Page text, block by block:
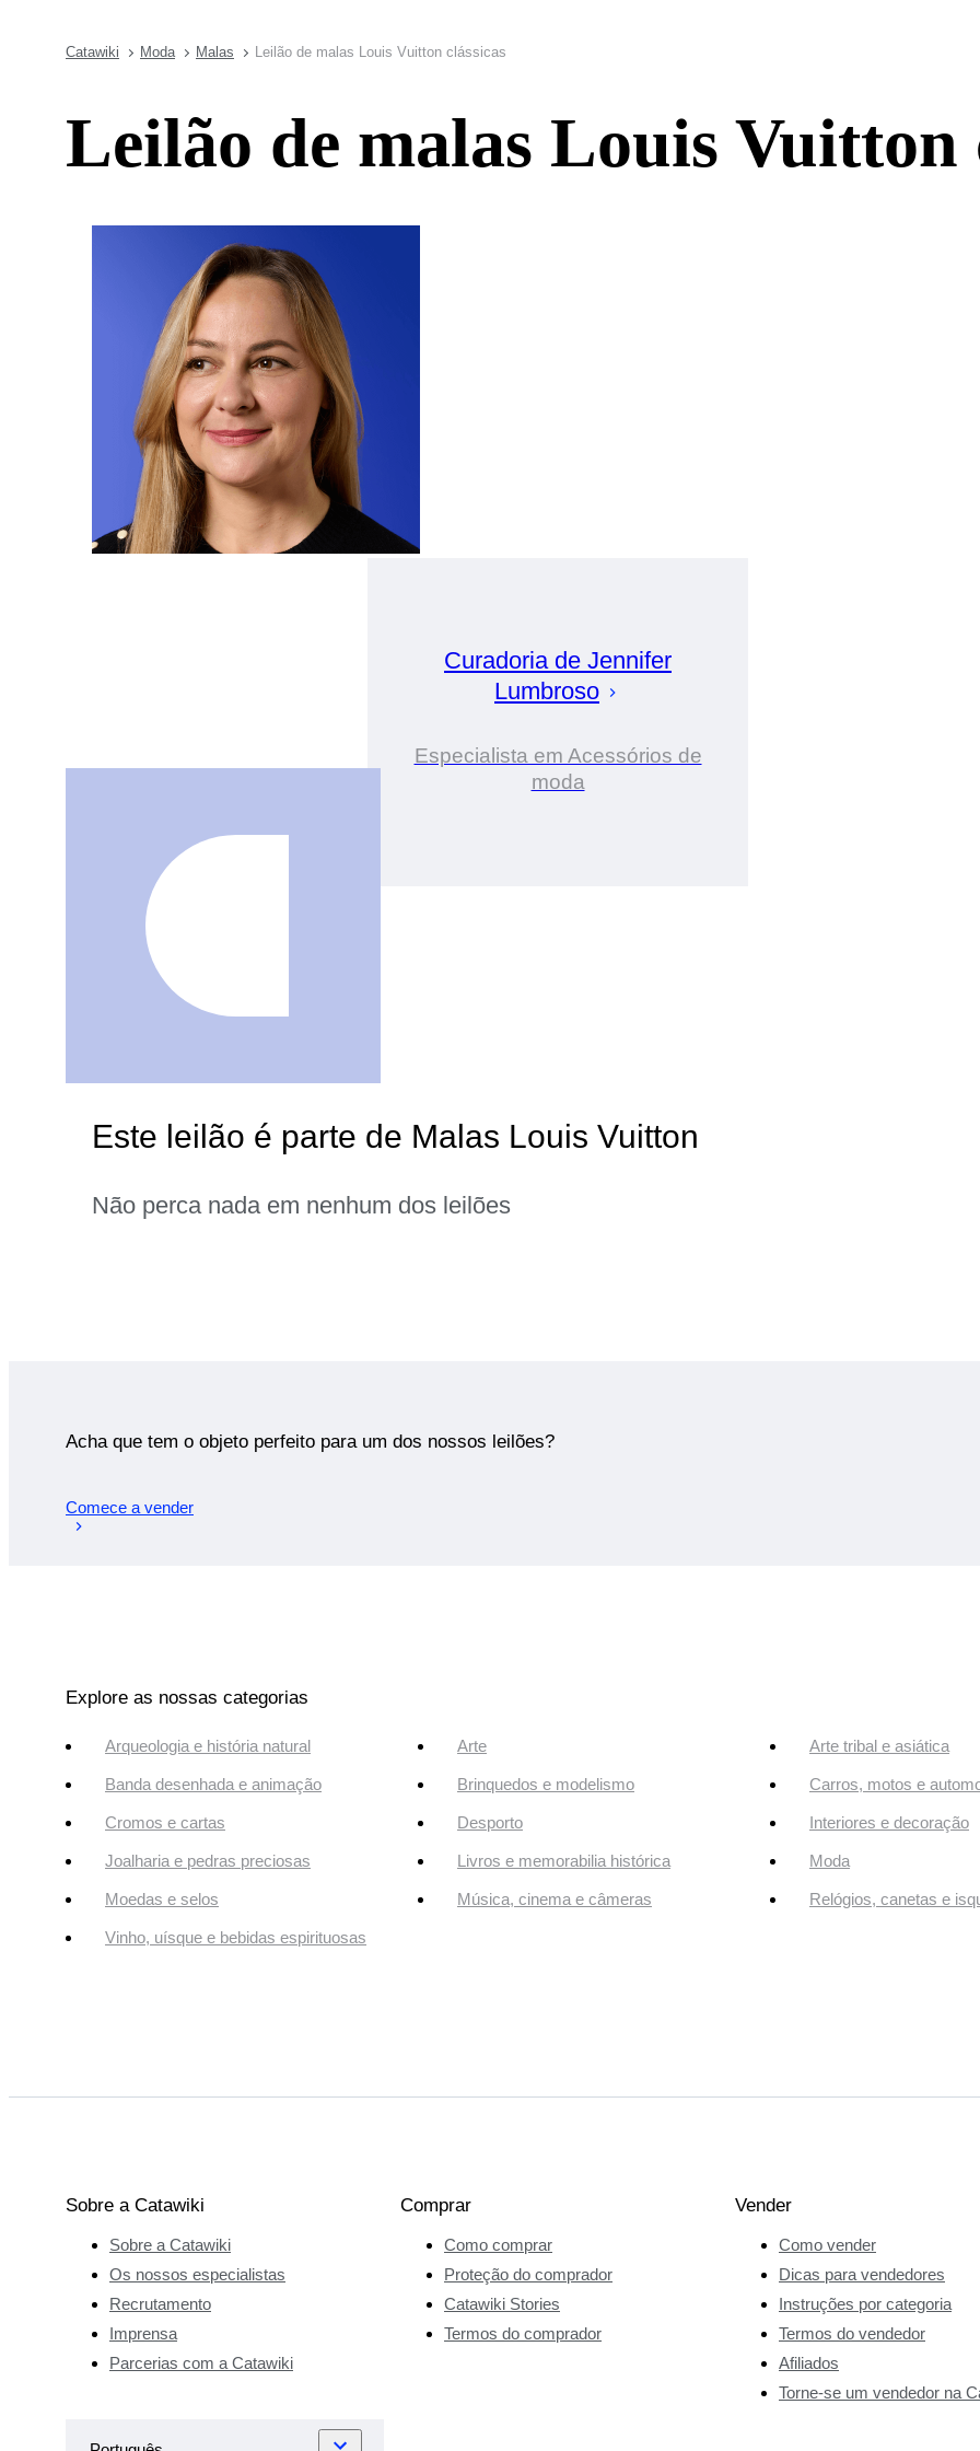
Catawiki Moda Malas Leilão de malas Louis Vuitton clássicas
Leilão de malas Louis Vuitton
Curadoria de Jennifer
Lumbroso
Especialista em Acessórios de
moda
Este leilão é parte de Malas Louis Vuitton
Não perca nada em nenhum dos leilões
Acha que tem o objeto perfeito para um dos nossos leilões?
Comece a vender
Explore as nossas categorias
Arqueologia e história natural Arte Arte tribal e asiática
Banda desenhada e animação Brinquedos e modelismo Carros, motos e
Cromos e cartas Desporto Interiores e decoração
Joalharia e pedras preciosas Livros e memorabilia histórica Moda
Moedas e selos Música, cinema e câmeras Relógios, canetas e
Vinho, uísque e bebidas espirituosas
Sobre a Catawiki
Sobre a Catawiki
Os nossos especialistas
Recrutamento
Imprensa
Parcerias com a Catawiki
Comprar
Como comprar
Proteção do comprador
Catawiki Stories
Termos do comprador
Vender
Como vender
Dicas para vendedores
Instruções por categoria
Termos do vendedor
Afiliados
Torne-se um vendedor na